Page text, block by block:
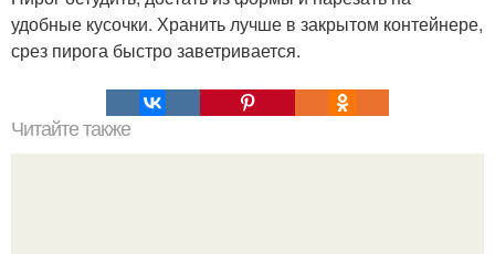
удобные кусочки. Хранить лучше в закрытом контейнере,
срез пирога быстро заветривается.
Читайте также